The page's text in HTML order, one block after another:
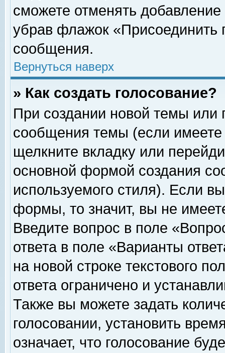
сможете отменять
убрав флажок «Присоединить
сообщения.
Вернуться наверх
» Как создать голосование?
При создании новой темы или
сообщения темы (если
щелкните вкладку или
основной формой создания
используемого стиля). Если
формы, то значит, вы не
Введите вопрос в поле
ответа в поле «Варианты
на новой строке текстового
ответа ограничено и
Также вы можете задать
голосовании, установить
означает, что голосование